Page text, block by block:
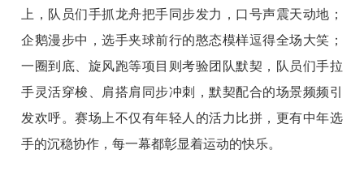
上，队员们手抓龙舟把手同步发力，口号声震天动地；
企鹅漫步中，选手夹球前行的憨态模样逗得全场大笑；
一圈到底、旋风跑等项目则考验团队默契，队员们手拉
手灵活穿梭、肩搭肩同步冲刺，默契配合的场景频频引
发欢呼。赛场上不仅有年轻人的活力比拼，更有中年选
手的沉稳协作，每一幕都彰显着运动的快乐。